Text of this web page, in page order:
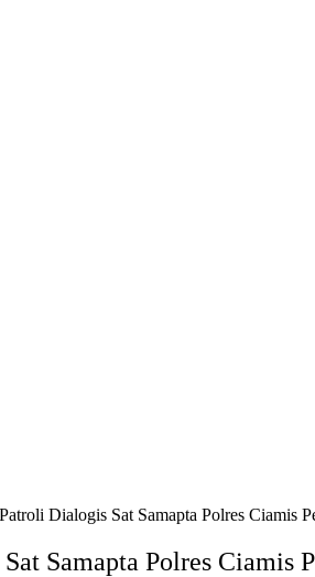
Patroli Dialogis Sat Samapta Polres Ciamis
Samapta Polres Ciamis